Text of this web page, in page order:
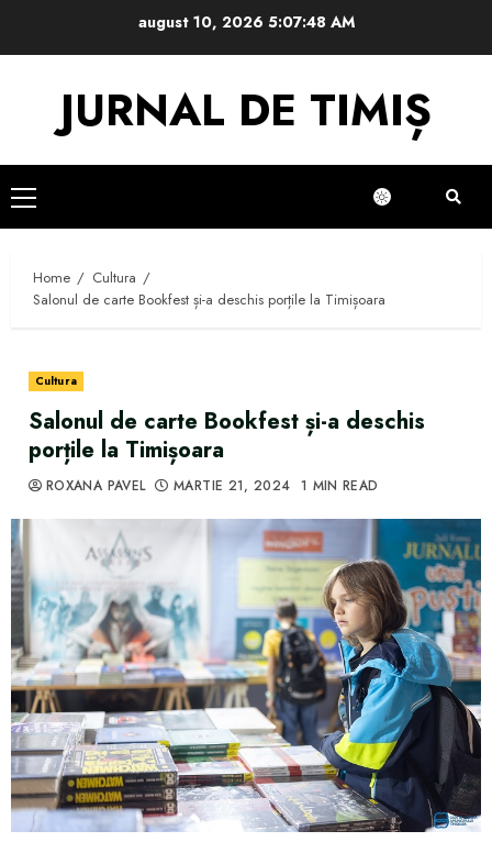
august 10, 2026 5:07:49 AM
JURNAL DE TIMIȘ
Primary
Menu
Home
Cultura
Salonul de carte Bookfest și-a deschis porțile la Timișoara
Cultura
Salonul de carte Bookfest și-a deschis
porțile la Timișoara
ROXANA PAVEL MARTIE 21, 2024 1 MIN READ